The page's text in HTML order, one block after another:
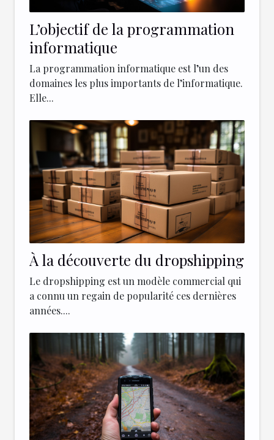
L’objectif de la programmation
informatique
La programmation informatique est l’un des
domaines les plus importants de l’informatique.
Elle...
À la découverte du dropshipping
Le dropshipping est un modèle commercial qui
a connu un regain de popularité ces dernières
années....